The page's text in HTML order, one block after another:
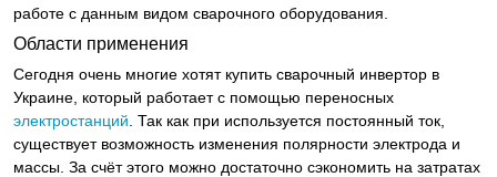
работе с данным видом сварочного оборудования.
Области применения
Сегодня очень многие хотят купить сварочный инвертор в
Украине, который работает с помощью переносных
электростанций . Так как при используется постоянный ток,
существует возможность изменения полярности электрода и
массы. За счёт этого можно достаточно сэкономить на затратах